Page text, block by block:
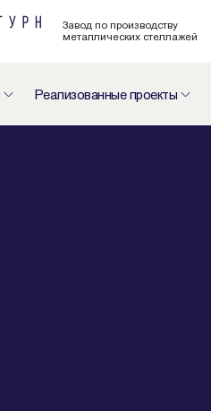
Завод по производству
металлических стеллажей
Реализованные проекты